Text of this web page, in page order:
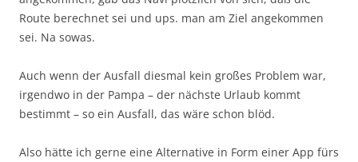
Route berechnet sei und ups. man am Ziel angekommen
sei. Na sowas.
Auch wenn der Ausfall diesmal kein großes Problem war,
irgendwo in der Pampa – der nächste Urlaub kommt
bestimmt – so ein Ausfall, das wäre schon blöd.
Also hätte ich gerne eine Alternative in Form einer App fürs